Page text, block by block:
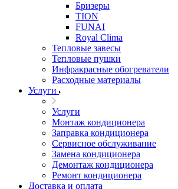
Бризеры
TION
FUNAI
Royal Clima
Тепловые завесы
Тепловые пушки
Инфракрасные обогреватели
Расходные материалы
Услуги
Услуги
Монтаж кондиционера
Заправка кондиционера
Сервисное обслуживание
Замена кондиционера
Демонтаж кондиционера
Ремонт кондиционера
Доставка и оплата